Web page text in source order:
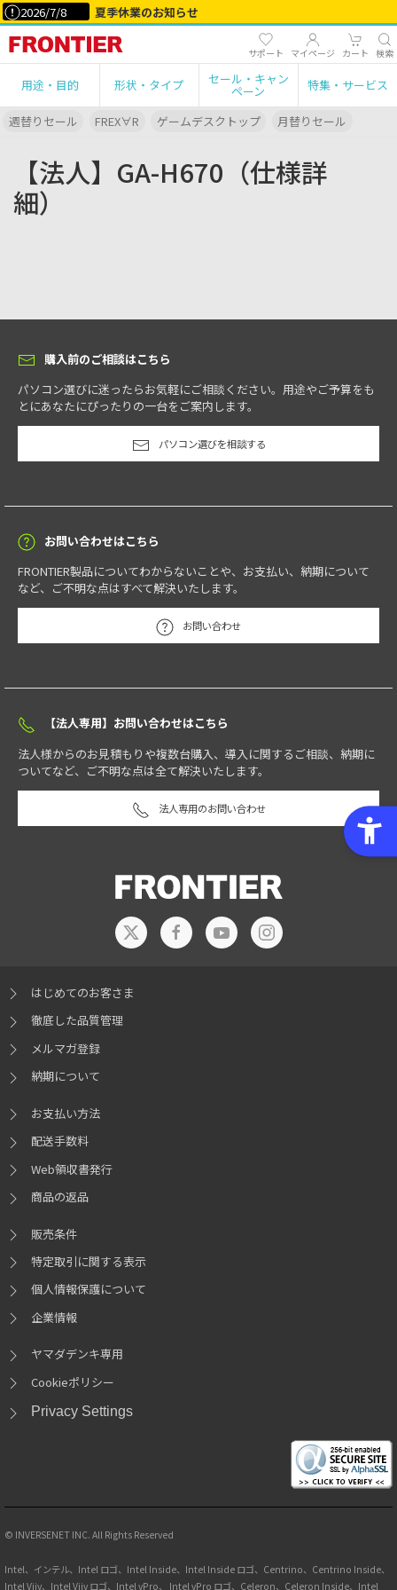
2026/7/8 夏季休業のお知らせ
サポート マイページ カート 検索
用途・目的 形状・タイプ セール・キャン
ペーン 特集・サービス
週替りセール FREX∀R ゲームデスクトップ 月替りセール
【法人】GA-H670（仕様詳
細）
購入前のご相談はこちら
パソコン選びに迷ったらお気軽にご相談ください。用途やご予算をも
とにあなたにぴったりの一台をご案内します。
パソコン選びを相談する
お問い合わせはこちら
FRONTIER製品についてわからないことや、お支払い、納期について
など、ご不明な点はすべて解決いたします。
お問い合わせ
【法人専用】お問い合わせはこちら
法人様からのお見積もりや複数台購入、導入に関するご相談、納期に
ついてなど、ご不明な点は全て解決いたします。
法人専用のお問い合わせ
はじめてのお客さま
徹底した品質管理
メルマガ登録
納期について
お支払い方法
配送手数料
Web領収書発行
商品の返品
販売条件
特定取引に関する表示
個人情報保護について
企業情報
ヤマダデンキ専用
Cookieポリシー
Privacy Settings
© INVERSENET INC. All Rights Reserved
Intel、インテル、Intel ロゴ、Intel Inside、Intel Inside ロゴ、Centrino、Centrino Inside、
Intel Viiv、Intel Viiv ロゴ、Intel vPro、 Intel vPro ロゴ、Celeron、Celeron Inside、Intel